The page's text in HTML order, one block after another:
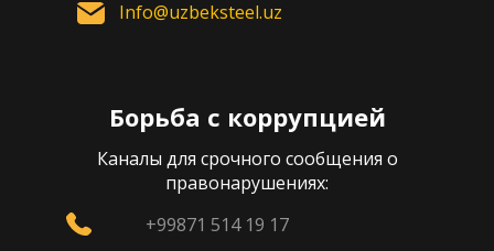
Info@uzbeksteel.uz
Борьба с коррупцией
Каналы для срочного сообщения о
правонарушениях:
+99871 514 19 17